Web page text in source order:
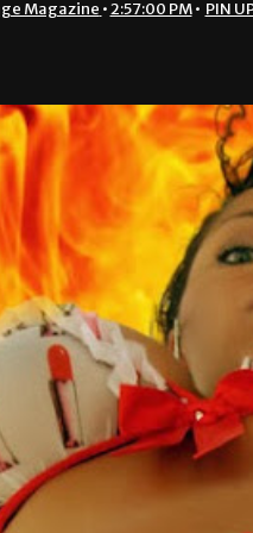
Magazine •2:57:00 PM • PIN